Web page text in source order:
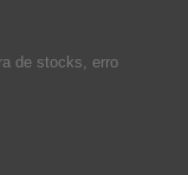
de stocks, erro